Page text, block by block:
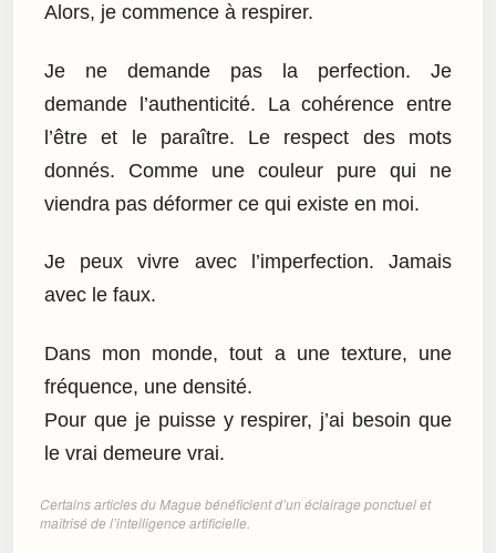
Alors, je commence à respirer.
Je ne demande pas la perfection. Je
demande l’authenticité. La cohérence entre
l’être et le paraître. Le respect des mots
donnés. Comme une couleur pure qui ne
viendra pas déformer ce qui existe en moi.
Je peux vivre avec l’imperfection. Jamais
avec le faux.
Dans mon monde, tout a une texture, une
fréquence, une densité.
Pour que je puisse y respirer, j’ai besoin que
le vrai demeure vrai.
Certains articles du Mague bénéficient d’un éclairage ponctuel et
maîtrisé de l’intelligence artificielle.